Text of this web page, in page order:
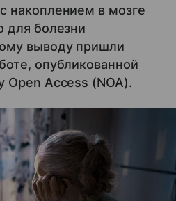
накоплением в мозге
для болезни
выводу пришли
опубликованной
Open Access (NOA).